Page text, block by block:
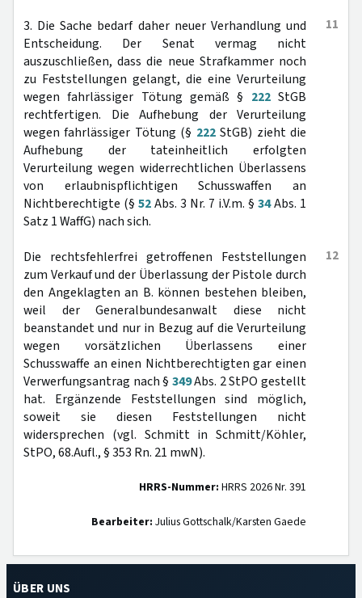
11
3. Die Sache bedarf daher neuer Verhandlung und
Entscheidung. Der Senat vermag nicht
auszuschließen, dass die neue Strafkammer noch
zu Feststellungen gelangt, die eine Verurteilung
wegen fahrlässiger Tötung gemäß § 222StGB
rechtfertigen. Die Aufhebung der Verurteilung
wegen fahrlässiger Tötung (§ 222StGB) zieht die
Aufhebung der tateinheitlich erfolgten
Verurteilung wegen widerrechtlichen Überlassens
von erlaubnispflichtigen Schusswaffen an
Nichtberechtigte (§ 52Abs. 3 Nr. 7 i.V.m. § 34Abs. 1
Satz 1 WaffG) nach sich.
12
Die rechtsfehlerfrei getroffenen Feststellungen
zum Verkauf und der Überlassung der Pistole durch
den Angeklagten an B. können bestehen bleiben,
weil der Generalbundesanwalt diese nicht
beanstandet und nur in Bezug auf die Verurteilung
wegen vorsätzlichen Überlassens einer
Schusswaffe an einen Nichtberechtigten gar einen
Verwerfungsantrag nach § 349Abs. 2 StPO gestellt
hat. Ergänzende Feststellungen sind möglich,
soweit sie diesen Feststellungen nicht
widersprechen (vgl. Schmitt in Schmitt/Köhler,
StPO, 68.Aufl., § 353 Rn. 21 mwN).
HRRS-Nummer: HRRS 2026 Nr. 391
Bearbeiter: Julius Gottschalk/Karsten Gaede
ÜBER UNS